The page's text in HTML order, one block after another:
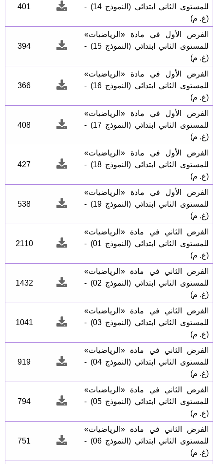
للمستوى الثاني ابتدائي (النموذج 14) -
(غ. م)
401
الفرض الأول في مادة «الرياضيات»
للمستوى الثاني ابتدائي (النموذج 15) -
(غ. م)
394
الفرض الأول في مادة «الرياضيات»
للمستوى الثاني ابتدائي (النموذج 16) -
(غ. م)
366
الفرض الأول في مادة «الرياضيات»
للمستوى الثاني ابتدائي (النموذج 17) -
(غ. م)
408
الفرض الأول في مادة «الرياضيات»
للمستوى الثاني ابتدائي (النموذج 18) -
(غ. م)
427
الفرض الأول في مادة «الرياضيات»
للمستوى الثاني ابتدائي (النموذج 19) -
(غ. م)
538
الفرض الثاني في مادة «الرياضيات»
للمستوى الثاني ابتدائي (النموذج 01) -
(غ. م)
2110
الفرض الثاني في مادة «الرياضيات»
للمستوى الثاني ابتدائي (النموذج 02) -
(غ. م)
1432
الفرض الثاني في مادة «الرياضيات»
للمستوى الثاني ابتدائي (النموذج 03) -
(غ. م)
1041
الفرض الثاني في مادة «الرياضيات»
للمستوى الثاني ابتدائي (النموذج 04) -
(غ. م)
919
الفرض الثاني في مادة «الرياضيات»
للمستوى الثاني ابتدائي (النموذج 05) -
(غ. م)
794
الفرض الثاني في مادة «الرياضيات»
للمستوى الثاني ابتدائي (النموذج 06) -
(غ. م)
751